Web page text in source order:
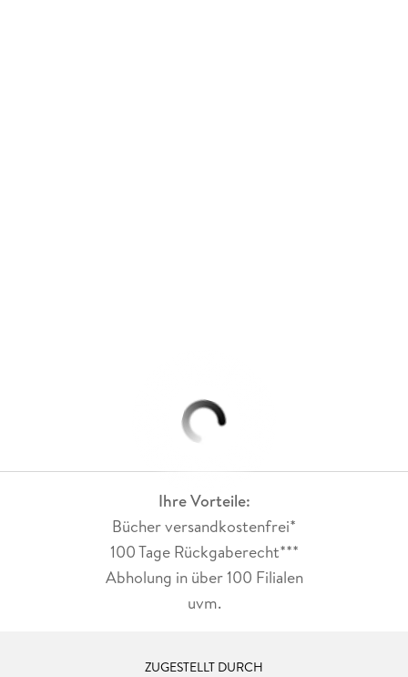
Ihre Vorteile:
Bücher versandkostenfrei*
100 Tage Rückgaberecht***
Abholung in über 100 Filialen
uvm.
ZUGESTELLT DURCH